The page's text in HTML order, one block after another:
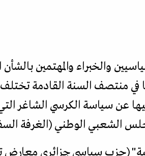
والخبراء والمهتمين بالشأن
في منتصف السنة القادمة
عن سياسة الكرسي الشاغر
الشعبي الوطني (الغرفة
(حزب سياسي جزائري